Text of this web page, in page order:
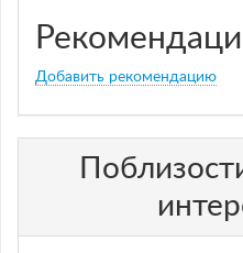
Добавить рекомендацию